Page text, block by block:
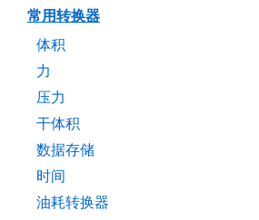
常用转换器
体积
力
压力
干体积
数据存储
时间
油耗转换器